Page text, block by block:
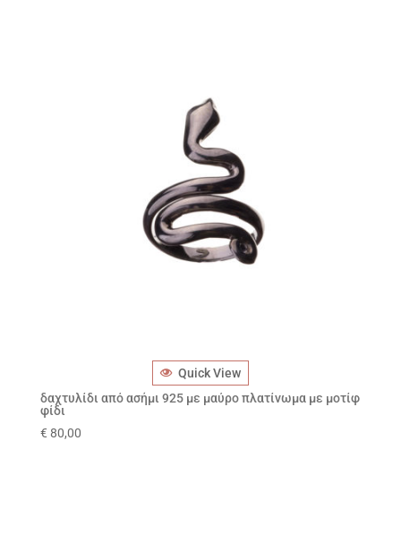
Quick View
δαχτυλίδι από ασήμι 925 με μαύρο πλατίνωμα με μοτίφ
φίδι
€ 80,00